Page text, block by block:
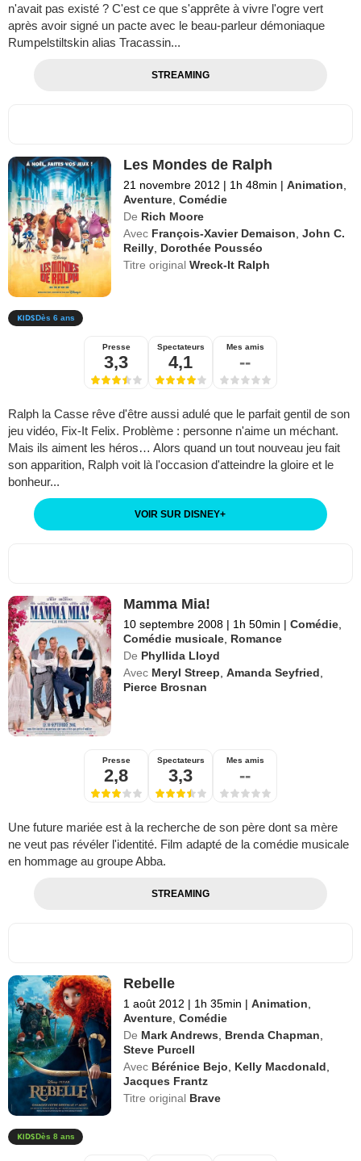
n'avait pas existé ? C'est ce que s'apprête à vivre l'ogre vert
après avoir signé un pacte avec le beau-parleur démoniaque
Rumpelstiltskin alias Tracassin...
STREAMING
Les Mondes de Ralph
21 novembre 2012 | 1h 48min | Animation
Aventure ,Comédie
De Rich Moore
Avec François-Xavier Demaison ,John C.
Reilly Dorothée Pousséo
Titre originalWreck-It Ralph
Dès 6 ans
Presse
3,3
Spectateurs
4,1
Mes amis
--
Ralph la Casse rêve d'être aussi adulé que le parfait gentil de son
jeu vidéo, Fix-It Felix. Problème : personne n'aime un méchant.
Mais ils aiment les héros… Alors quand un tout nouveau jeu fait
son apparition, Ralph voit là l'occasion d'atteindre la gloire et le
bonheur...
VOIR SUR DISNEY+
Mamma Mia!
10 septembre 2008 | 1h 50min | Comédie
Comédie musicale Romance
De Phyllida Lloyd
Avec Meryl Streep ,Amanda Seyfried
Pierce Brosnan
Presse
2,8
Spectateurs
3,3
Mes amis
--
Une future mariée est à la recherche de son père dont sa mère
ne veut pas révéler l'identité. Film adapté de la comédie musicale
en hommage au groupe Abba.
STREAMING
Rebelle
1 août 2012 | 1h 35min | Animation
Aventure ,Comédie
De Mark Andrews Brenda Chapman
Steve Purcell
Avec Bérénice Bejo Kelly Macdonald
Jacques Frantz
Titre original Brave
Dès 8 ans